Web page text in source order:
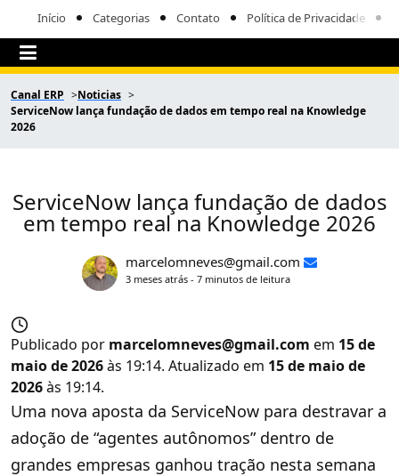
Início Categorias Contato Política de Privacidade
Canal ERP
Noticias
ServiceNow lança fundação de dados em tempo real na Knowledge
2026
ServiceNow lança fundação de dados
em tempo real na Knowledge 2026
marcelomneves@gmail.com
3 meses atrás - 7 minutos de leitura
Publicado por marcelomneves@gmail.com em 15 de
maio de 2026às 19:14. Atualizado em 15 de maio de
2026às 19:14.
Uma nova aposta da ServiceNow para destravar a
adoção de “agentes autônomos” dentro de
grandes empresas ganhou tração nesta semana